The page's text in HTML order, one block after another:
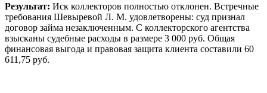
Результат: Иск коллекторов полностью отклонен. Встречные
требования Шевыревой Л. М. удовлетворены: суд признал
договор займа незаключенным. С коллекторского агентства
взысканы судебные расходы в размере 3 000 руб. Общая
финансовая выгода и правовая защита клиента составили 60
611,75 руб.